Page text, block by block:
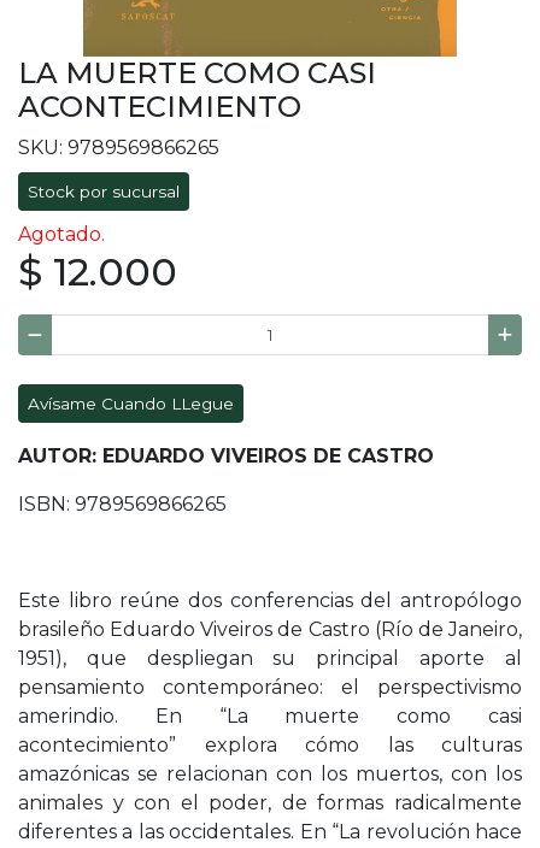
LA MUERTE COMO CASI
ACONTECIMIENTO
SKU: 9789569866265
Stock por sucursal
Agotado.
$ 12.000
Avísame Cuando LLegue
AUTOR: EDUARDO VIVEIROS DE CASTRO
ISBN: 9789569866265
Este libro reúne dos conferencias del antropólogo
brasileño Eduardo Viveiros de Castro (Río de Janeiro,
1951), que despliegan su principal aporte al
pensamiento contemporáneo: el perspectivismo
amerindio. En “La muerte como casi
acontecimiento” explora cómo las culturas
amazónicas se relacionan con los muertos, con los
animales y con el poder, de formas radicalmente
diferentes a las occidentales. En “La revolución hace